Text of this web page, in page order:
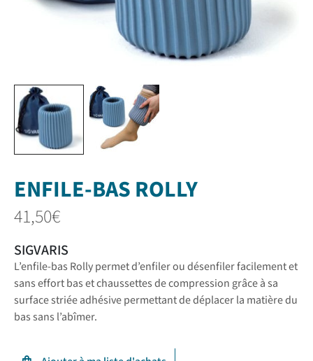
ENFILE-BAS ROLLY
41,50€
SIGVARIS
L’enfile-bas Rolly permet d’enfiler ou désenfiler facilement et
sans effort bas et chaussettes de compression grâce à sa
surface striée adhésive permettant de déplacer la matière du
bas sans l’abîmer.